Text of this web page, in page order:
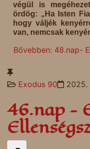
végül is
ördög: „Ha Isten
hogy váljék
van, nemcsak
Bővebben: 48.nap-
Exodus 90 2025.
46.nap -